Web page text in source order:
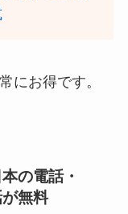
にお得です。
の電話・
無料